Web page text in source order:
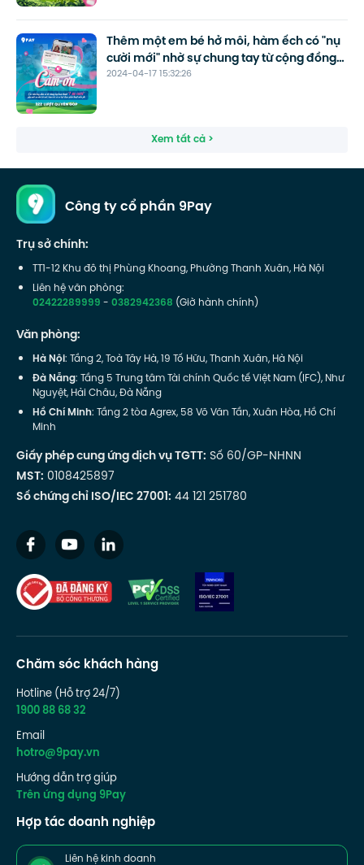
2024-04-17 15:32:26
Thêm một em bé hở môi, hàm ếch có "nụ
cười mới" nhờ sự chung tay từ cộng đồng
hảo tâm 9Pay
Xem tất cả >
Công ty cổ phần 9Pay
Trụ sở chính:
TT1-12 Khu đô thị Phùng Khoang, Phường Thanh Xuân, Hà Nội
Liên hệ văn phòng:
02422289999-0382942368 (Giờ hành chính)
Văn phòng:
Hà Nội: Tầng 2, Toà Tây Hà, 19 Tố Hữu, Thanh Xuân, Hà Nội
Đà Nẵng: Tầng 5 Trung tâm Tài chính Quốc tế Việt Nam (IFC), Như
Nguyệt, Hải Châu, Đà Nẵng
Hồ Chí Minh: Tầng 2 tòa Agrex, 58 Võ Văn Tần, Xuân Hòa, Hồ Chí
Minh
Giấy phép cung ứng dịch vụ TGTT: Số 60/GP-NHNN
MST: 0108425897
Số chứng chỉ ISO/IEC 27001: 44 121 251780
Chăm sóc khách hàng
Hotline (Hỗ trợ 24/7)
1900 88 68 32
Email
hotro@9pay.vn
Hướng dẫn trợ giúp
Trên ứng dụng 9Pay
Hợp tác doanh nghiệp
Liên hệ kinh doanh